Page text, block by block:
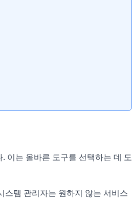
이는 올바른 도구를 선택하는 데 도
스템 관리자는 원하지 않는 서비스